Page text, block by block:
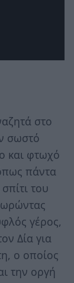
στο
σωστό
και φτωχό
πάντα
του
γέρος,
Δία για
ο οποίος
την οργή